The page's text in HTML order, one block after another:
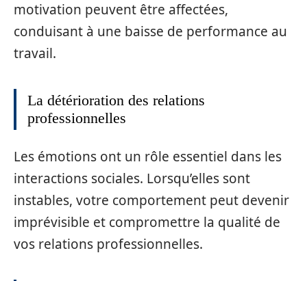
motivation peuvent être affectées,
conduisant à une baisse de performance au
travail.
La détérioration des relations
professionnelles
Les émotions ont un rôle essentiel dans les
interactions sociales. Lorsqu’elles sont
instables, votre comportement peut devenir
imprévisible et compromettre la qualité de
vos relations professionnelles.